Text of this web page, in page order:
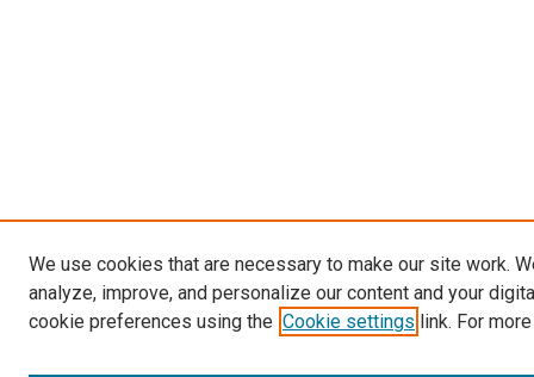
We use cookies that are necessary to make our site work.
analyze, improve, and personalize our content and your
cookie preferences using the Cookie settings link. For